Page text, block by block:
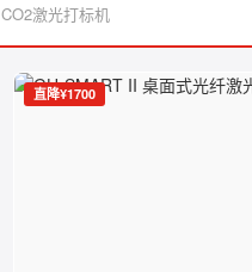
CO2激光打标机
直降¥1700